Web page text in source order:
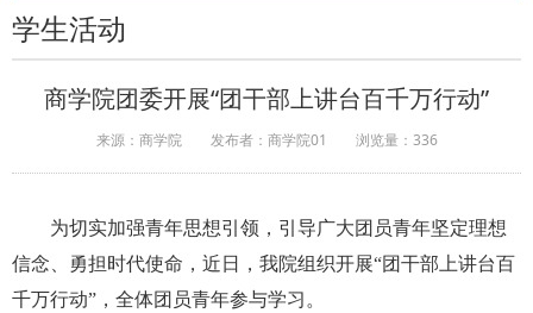
学生活动
商学院团委开展“团干部上讲台百千万行动”
来源：商学院 发布者：商学院01 浏览量： 336
为切实加强青年思想引领，引导广大团员青年坚定理想
信念、勇担时代使命，近日，我院组织开展“团干部上讲台百
千万行动”，全体团员青年参与学习。